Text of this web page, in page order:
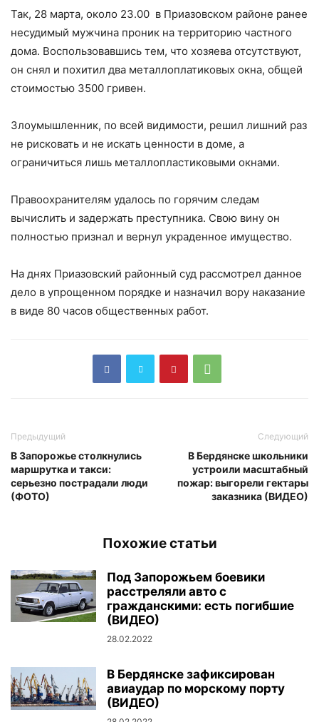
Так, 28 марта, около 23.00 в Приазовском районе ранее
несудимый мужчина проник на территорию частного
дома. Воспользовавшись тем, что хозяева отсутствуют,
он снял и похитил два металлоплатиковых окна, общей
стоимостью 3500 гривен.
Злоумышленник, по всей видимости, решил лишний раз
не рисковать и не искать ценности в доме, а
ограничиться лишь металлопластиковыми окнами.
Правоохранителям удалось по горячим следам
вычислить и задержать преступника. Свою вину он
полностью признал и вернул украденное имущество.
На днях Приазовский районный суд рассмотрел данное
дело в упрощенном порядке и назначил вору наказание
в виде 80 часов общественных работ.
Предыдущий
В Запорожье столкнулись
маршрутка и такси:
серьезно пострадали люди
(ФОТО)
Следующий
В Бердянске школьники
устроили масштабный
пожар: выгорели гектары
заказника (ВИДЕО)
Похожие статьи
Под Запорожьем боевики
расстреляли авто с
гражданскими: есть погибшие
(ВИДЕО)
28.02.2022
В Бердянске зафиксирован
авиаудар по морскому порту
(ВИДЕО)